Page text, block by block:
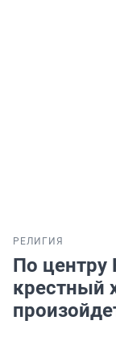
РЕЛИГИЯ
По центру
крестный